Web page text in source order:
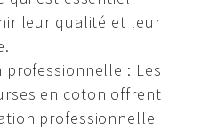
leur qualité et leur
professionnelle : Les
en coton offrent
professionnelle